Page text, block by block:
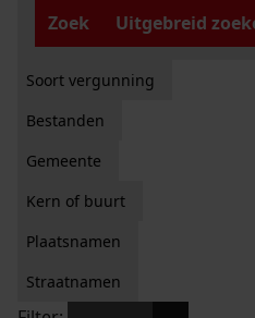
Zoek
Uitgebreid
Soort vergunning
Bestanden
Gemeente
Kern of buurt
Plaatsnamen
Straatnamen